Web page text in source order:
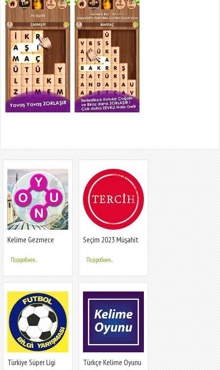
Kelime Gezmece
Подробнее...
Seçim 2023 Müşahit
Подробнее...
Türkiye Süper Ligi
Türkçe Kelime Oyunu